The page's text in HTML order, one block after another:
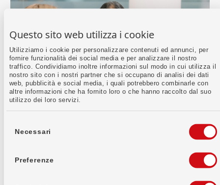
Questo sito web utilizza i cookie
Utilizziamo i cookie per personalizzare contenuti ed annunci, per
fornire funzionalità dei social media e per analizzare il nostro
traffico. Condividiamo inoltre informazioni sul modo in cui utilizza il
nostro sito con i nostri partner che si occupano di analisi dei dati
web, pubblicità e social media, i quali potrebbero combinarle con
altre informazioni che ha fornito loro o che hanno raccolto dal suo
utilizzo dei loro servizi.
Necessari
Preferenze
Carriera
Da noi la persona è al centro di tutto. Con noi farai